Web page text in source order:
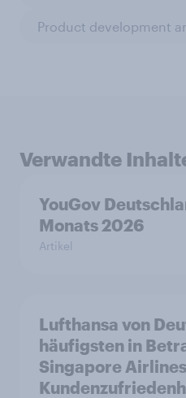
Product development
Verwandte
YouGov
Monats 2026
Artikel
Lufthansa von
häufigsten in
Singapore